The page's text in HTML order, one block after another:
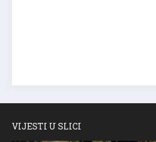
VIJESTI U SLICI